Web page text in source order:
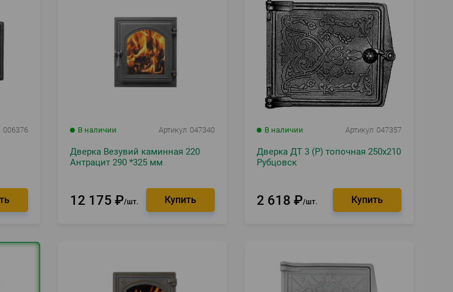
006376 В наличии Артикул 047340
Дверка Везувий каминная 220
Антрацит 290 *325 мм
12 175 ₽ шт.
В наличии Артикул 047357
Дверка ДТ 3 (Р) топочная 250х210
Рубцовск
2 618 ₽ шт.